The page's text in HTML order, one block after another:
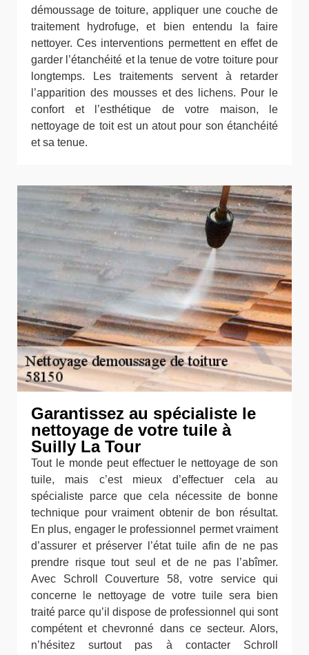
démoussage de toiture, appliquer une couche de
traitement hydrofuge, et bien entendu la faire
nettoyer. Ces interventions permettent en effet de
garder l’étanchéité et la tenue de votre toiture pour
longtemps. Les traitements servent à retarder
l’apparition des mousses et des lichens. Pour le
confort et l’esthétique de votre maison, le
nettoyage de toit est un atout pour son étanchéité
et sa tenue.
Garantissez au spécialiste le
nettoyage de votre tuile à
Suilly La Tour
Tout le monde peut effectuer le nettoyage de son
tuile, mais c’est mieux d’effectuer cela au
spécialiste parce que cela nécessite de bonne
technique pour vraiment obtenir de bon résultat.
En plus, engager le professionnel permet vraiment
d’assurer et préserver l’état tuile afin de ne pas
prendre risque tout seul et de ne pas l’abîmer.
Avec Schroll Couverture 58, votre service qui
concerne le nettoyage de votre tuile sera bien
traité parce qu’il dispose de professionnel qui sont
compétent et chevronné dans ce secteur. Alors,
n’hésitez surtout pas à contacter Schroll